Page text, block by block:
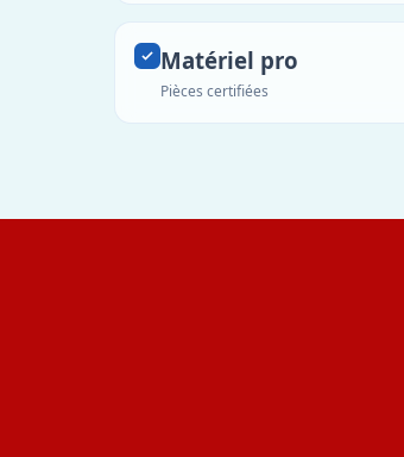
Matériel pro
Pièces certifiées